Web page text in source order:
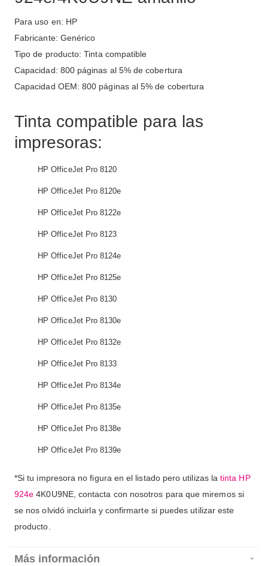
Para uso en: HP
Fabricante: Genérico
Tipo de producto: Tinta compatible
Capacidad: 800 páginas al 5% de cobertura
Capacidad OEM: 800 páginas al 5% de cobertura
Tinta compatible para las
impresoras:
HP OfficeJet Pro 8120
HP OfficeJet Pro 8120e
HP OfficeJet Pro 8122e
HP OfficeJet Pro 8123
HP OfficeJet Pro 8124e
HP OfficeJet Pro 8125e
HP OfficeJet Pro 8130
HP OfficeJet Pro 8130e
HP OfficeJet Pro 8132e
HP OfficeJet Pro 8133
HP OfficeJet Pro 8134e
HP OfficeJet Pro 8135e
HP OfficeJet Pro 8138e
HP OfficeJet Pro 8139e
*Si tu impresora no figura en el listado pero utilizas latinta HP
924e 4K0U9NE, contacta con nosotros para que miremos si
se nos olvidó incluirla y confirmarte si puedes utilizar este
producto.
Más información